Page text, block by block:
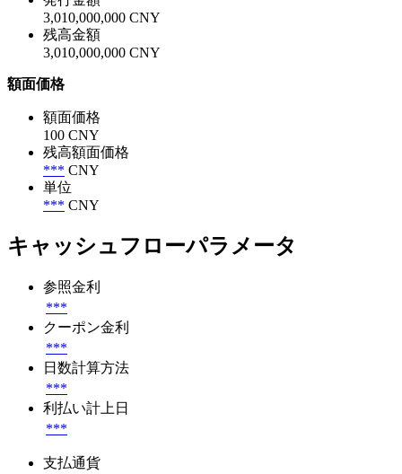
3,010,000,000 CNY
残高金額
3,010,000,000 CNY
額面価格
額面価格
100 CNY
残高額面価格
*** CNY
単位
*** CNY
キャッシュフローパラメータ
参照金利
***
クーポン金利
***
日数計算方法
***
利払い計上日
***
支払通貨